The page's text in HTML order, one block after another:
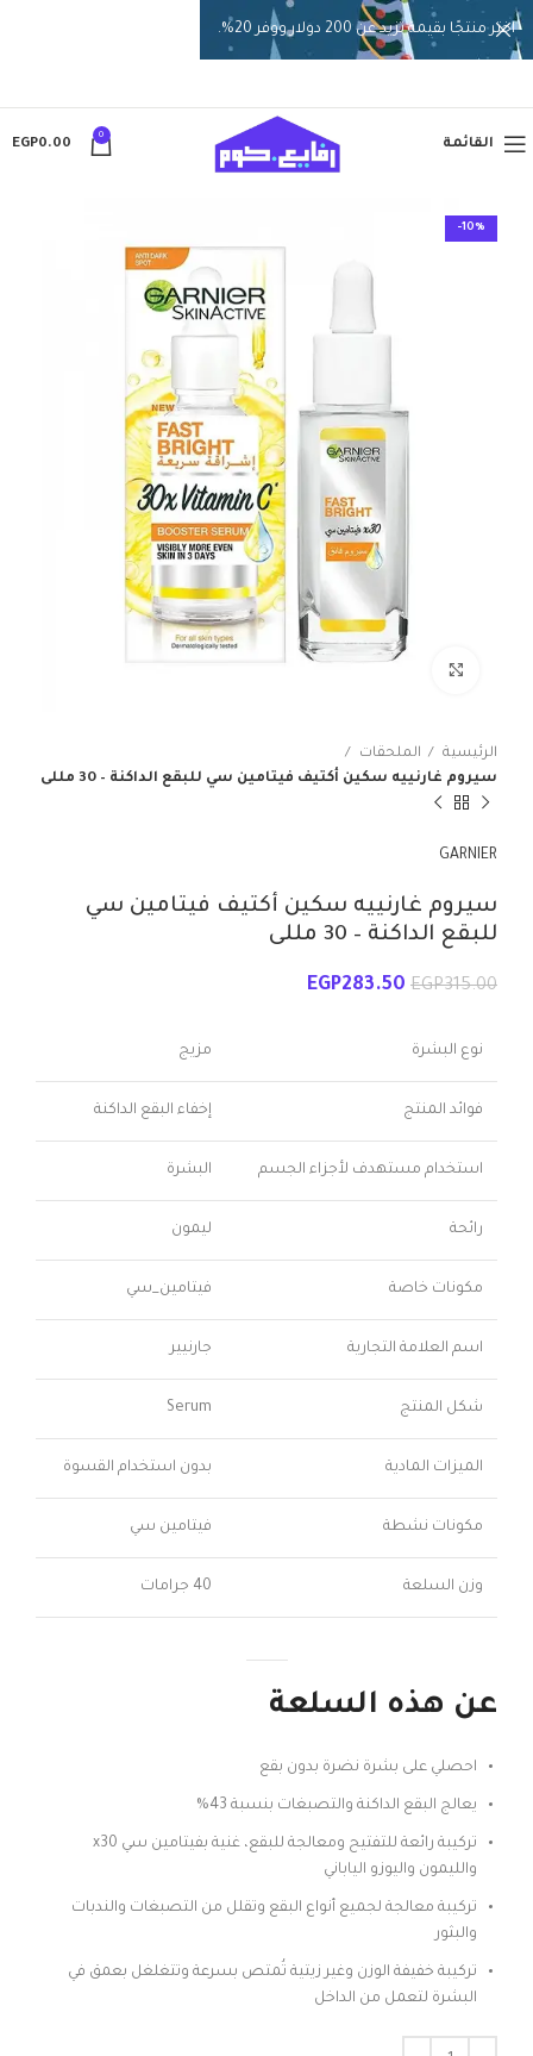
القائمة
0
EGP0.00
-10%
الرئيسية
الملحقات
سيروم غارنييه سكين أكتيف فيتامين سي للبقع الداكنة – 30 مللى
GARNIER
سيروم غارنييه سكين أكتيف فيتامين سي
للبقع الداكنة – 30 مللى
EGP315.00
EGP283.50
نوع البشرة مزيج
فوائد المنتج إخفاء البقع الداكنة
استخدام مستهدف لأجزاء الجسم البشرة
رائحة ليمون
مكونات خاصة فيتامين_سي
اسم العلامة التجارية جارنيير
شكل المنتج Serum
الميزات المادية بدون استخدام القسوة
مكونات نشطة فيتامين سي
وزن السلعة 40 جرامات
عن هذه السلعة
احصلي على بشرة نضرة بدون بقع
يعالج البقع الداكنة والتصبغات بنسبة 43%
تركيبة رائعة للتفتيح ومعالجة للبقع، غنية بفيتامين سي x30
والليمون واليوزو الياباني
تركيبة معالجة لجميع أنواع البقع وتقلل من التصبغات والندبات
والبثور
تركيبة خفيفة الوزن وغير زيتية تُمتص بسرعة وتتغلغل بعمق في
البشرة لتعمل من الداخل
اختر منتجًا بقيمة تزيد عن 200 دولار ووفر 20%.